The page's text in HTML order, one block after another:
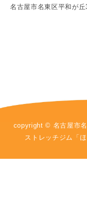
名古屋市名東区平和が
copyright © 名古屋市
ストレッチジム「